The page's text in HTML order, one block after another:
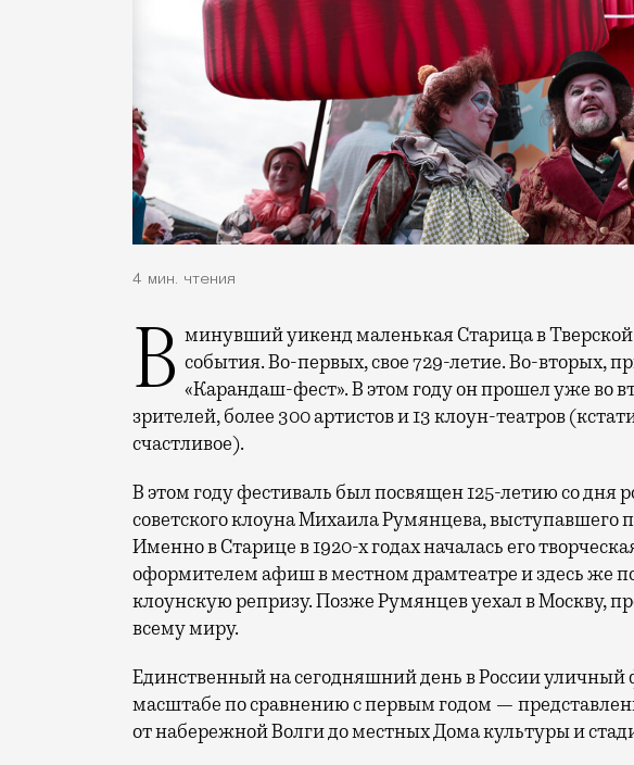
4 мин. чтения
В минувший уикенд маленькая Старица в Тверской области отметила сразу два события. Во-первых, свое 729-летие. Во-вторых,
«Карандаш-фест». В этом году он прошел уже во
зрителей, более 300 артистов и 13 клоун-театров
счастливое).
В этом году фестиваль был посвящен 125-летию со дня
советского клоуна Михаила Румянцева,
Именно в Старице в 1920-х годах началась его
оформителем афиш в местном драмтеатре и здесь же
клоунскую репризу. Позже Румянцев уехал в Москву,
всему миру.
Единственный на сегодняшний день в России уличный
масштабе по сравнению с первым годом —
от набережной Волги до местных Дома культуры и